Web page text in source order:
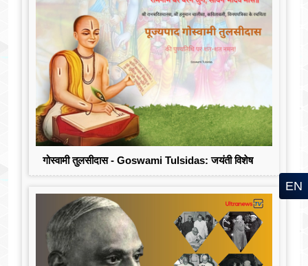
गोस्वामी तुलसीदास - Goswami Tulsidas: जयंती विशेष
EN